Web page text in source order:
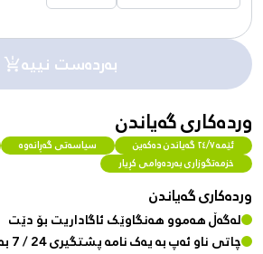
بەردەست نییە
وردەکاری گەیاندن
ئێمە ٢٤/٧ گەیاندن دەکەین سیاسەتی گەڕانەوە
خزمەتگوزاری بەردەوامی کڕیار
وردەکاری گەیاندن
لەگەڵ هەموو هەنگاوێک ئاگاداریت بۆ دێت
چاتی ناو ئەپ بە یەک نامە پشتگیری 24 / 7 بەدەستبهێنە.